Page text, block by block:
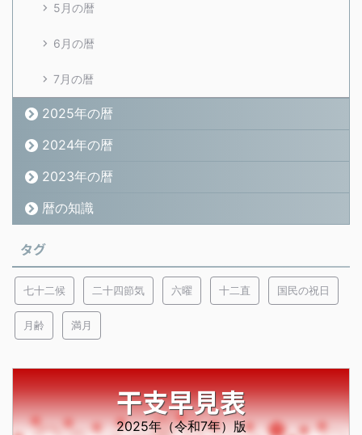
5月の暦
6月の暦
7月の暦
2025年の暦
2024年の暦
2023年の暦
暦の知識
タグ
七十二候 二十四節気 六曜 十二直 国民の祝日
月齢 満月
干支早見表
2025年（令和7年）版